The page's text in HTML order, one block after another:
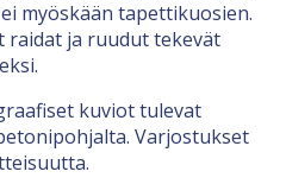
myöskään tapettikuosien.
raidat ja ruudut tekevät
kuviot tulevat
Varjostukset